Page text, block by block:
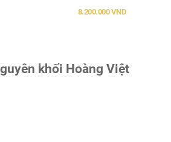
8.200.000 VND
khối Hoàng Việt